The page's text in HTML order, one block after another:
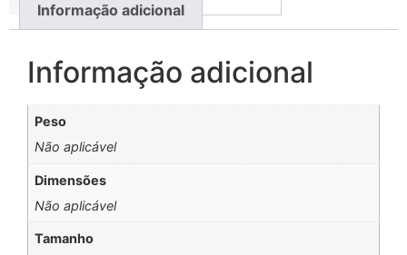
Informação adicional
Informação adicional
Peso
Não aplicável
Dimensões
Não aplicável
Tamanho